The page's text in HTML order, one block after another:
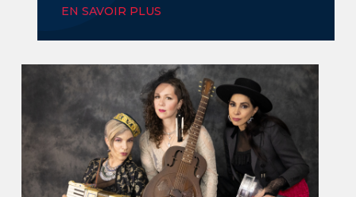
EN SAVOIR PLUS